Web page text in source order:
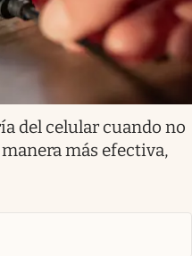
del celular cuando no
más efectiva,